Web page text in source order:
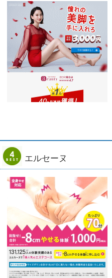
エルセーヌ